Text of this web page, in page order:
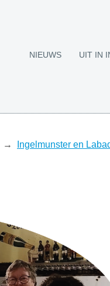
NIEUWS UIT IN
Ingelmunster en